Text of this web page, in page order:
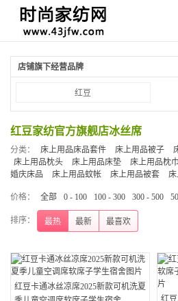
店铺旗下经营品牌
红豆
红豆家纺官方旗舰店冰丝席
分类： 床上用品床品套件 床上用品被子
床上用品枕头
床上用品床垫 床上用品枕
婚庆床品
床上用品蚊帐 床上用品被套
价格： 全部 0 - 100 100 - 300 300 - 500
排序： 最热 最新 最喜欢
红豆卡通冰丝凉席2025新款可机洗夏
红